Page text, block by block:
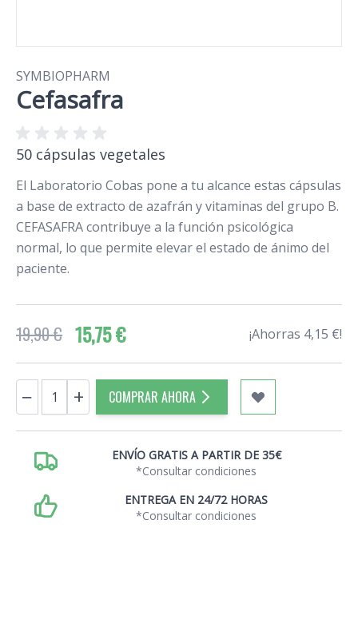
SYMBIOPHARM
Cefasafra
50 cápsulas vegetales
El Laboratorio Cobas pone a tu alcance estas cápsulas
a base de extracto de azafrán y vitaminas del grupo B.
CEFASAFRA contribuye a la función psicológica
normal, lo que permite elevar el estado de ánimo del
paciente.
19,90 € 15,75 € ¡Ahorras 4,15 €!
Cantidad
− + COMPRAR AHORA
ENVÍO GRATIS A PARTIR DE 35€
*Consultar condiciones
ENTREGA EN 24/72 HORAS
*Consultar condiciones